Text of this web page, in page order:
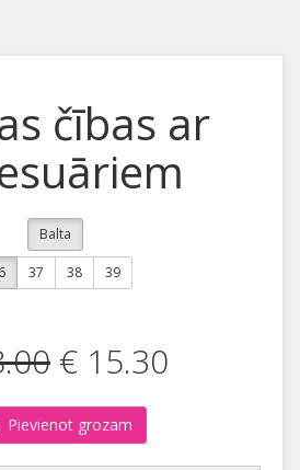
čības ar
Balta
37 38 39
€ 15.30
Pievienot grozam